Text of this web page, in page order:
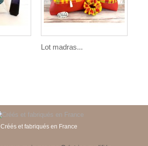
Lot madras...
Créés et fabriqués en France